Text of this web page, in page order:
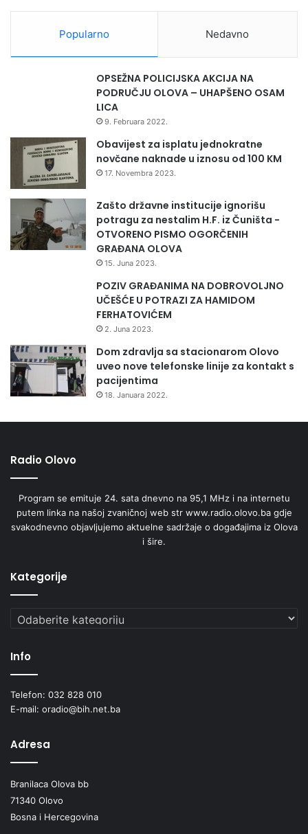
Popularno Nedavno
OPSEŽNA POLICIJSKA AKCIJA NA
PODRUČJU OLOVA – UHAPŠENO OSAM
LICA
9. Februara 2022.
Obavijest za isplatu jednokratne
novčane naknade u iznosu od 100 KM
17. Novembra 2023.
Zašto državne institucije ignorišu
potragu za nestalim H.F. iz Čuništa -
OTVORENO PISMO OGORČENIH
GRAĐANA OLOVA
15. Juna 2023.
POZIV GRAĐANIMA NA DOBROVOLJNO
UČEŠĆE U POTRAZI ZA HAMIDOM
FERHATOVIĆEM
2. Juna 2023.
Dom zdravlja sa stacionarom Olovo
uveo nove telefonske linije za kontakt s
pacijentima
18. Januara 2022.
Radio Olovo
Program se emituje 24. sata dnevno na 95,1 MHz i na internetu
putem linka na našoj zvaničnoj web str www.radio.olovo.ba gdje
svakodnevno objavljujemo aktuelne sadržaje o događajima iz Olova
i šire.
Kategorije
Kategorije
Info
Telefon: 032 828 010
E-mail: oradio@bih.net.ba
Adresa
Branilaca Olova bb
71340 Olovo
Bosna i Hercegovina